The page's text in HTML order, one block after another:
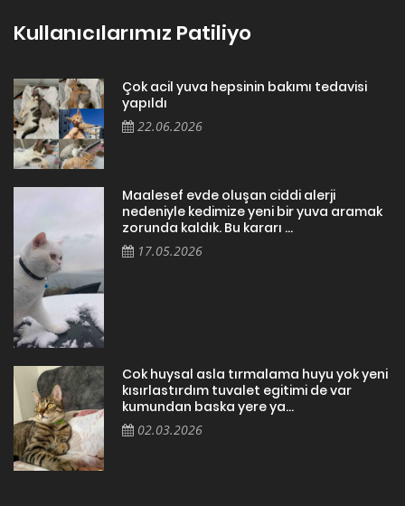
Kullanıcılarımız Patiliyo
Çok acil yuva hepsinin bakımı tedavisi
yapıldı
22.06.2026
Maalesef evde oluşan ciddi alerji
nedeniyle kedimize yeni bir yuva aramak
zorunda kaldık. Bu kararı ...
17.05.2026
Cok huysal asla tırmalama huyu yok yeni
kısırlastırdım tuvalet egitimi de var
kumundan baska yere ya...
02.03.2026